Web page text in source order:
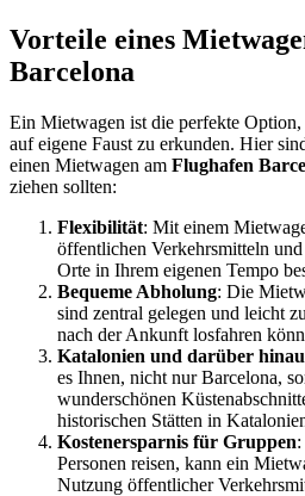
Vorteile eines
Barcelona
Ein Mietwagen ist die perfekte
auf eigene Faust zu erkunden. Hier
einen Mietwagen am Flughafen
ziehen sollten:
Flexibilität: Mit einem
öffentlichen Verkehrsmitteln
Orte in Ihrem eigenen Tempo
Bequeme Abholung: Die
sind zentral gelegen und leicht
nach der Ankunft losfahren
Katalonien und darüber
es Ihnen, nicht nur Barcelona,
wunderschönen
historischen Stätten in
Kostenersparnis für Gruppen
Personen reisen, kann ein
Nutzung öffentlicher